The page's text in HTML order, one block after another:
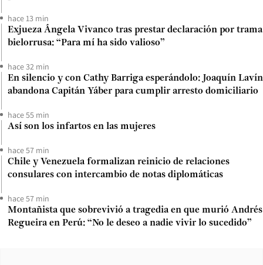
hace 13 min
Exjueza Ángela Vivanco tras prestar declaración por trama
bielorrusa: “Para mí ha sido valioso”
hace 32 min
En silencio y con Cathy Barriga esperándolo: Joaquín Lavín
abandona Capitán Yáber para cumplir arresto domiciliario
hace 55 min
Así son los infartos en las mujeres
hace 57 min
Chile y Venezuela formalizan reinicio de relaciones
consulares con intercambio de notas diplomáticas
hace 57 min
Montañista que sobrevivió a tragedia en que murió Andrés
Regueira en Perú: “No le deseo a nadie vivir lo sucedido”